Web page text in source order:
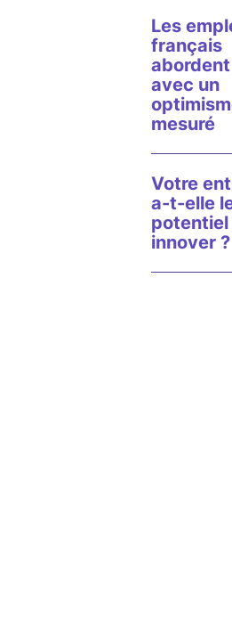
Les
français
avec un
mesuré
Votre
a-t-elle
potentiel
innover ?